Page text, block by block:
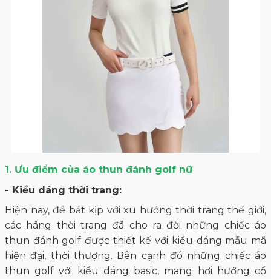
1. Ưu điểm của áo thun đánh golf nữ
- Kiểu dáng thời trang:
Hiện nay, để bắt kịp với xu hướng thời trang thế giới,
các hãng thời trang đã cho ra đời những chiếc áo
thun đánh golf được thiết kế với kiểu dáng mẫu mã
hiện đại, thời thượng. Bên cạnh đó những chiếc áo
thun golf với kiểu dáng basic, mang hơi hướng cổ